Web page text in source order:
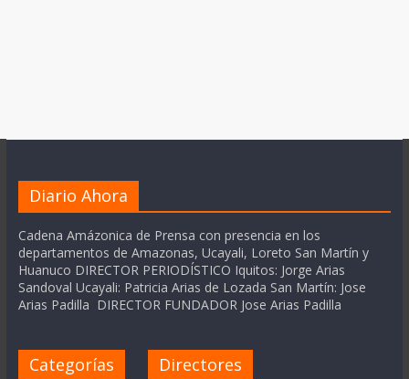
Diario Ahora
Cadena Amázonica de Prensa con presencia en los
departamentos de Amazonas, Ucayali, Loreto San Martín y
Huanuco DIRECTOR PERIODÍSTICO Iquitos: Jorge Arias
Sandoval Ucayali: Patricia Arias de Lozada San Martín: Jose
Arias Padilla DIRECTOR FUNDADOR Jose Arias Padilla
Categorías Directores